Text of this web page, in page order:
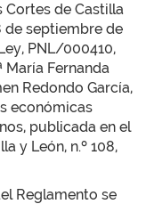
Cortes de Castilla
de septiembre de
PNL/000410,
María Fernanda
Redondo García,
económicas
publicada en el
y León, n.º 108,
Reglamento se